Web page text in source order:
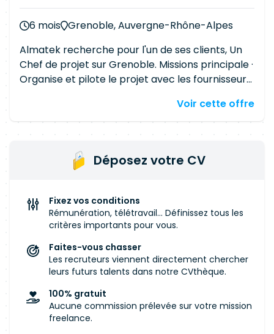
6 mois Grenoble, Auvergne-Rhône-Alpes
Almatek recherche pour l'un de ses clients, Un
Chef de projet sur Grenoble. Missions principale ·
Organise et pilote le projet avec les fournisseurs
clôture. · Suit l'avancement du projet en
conformité avec le plan projet (périmètre,
communication fluide et efficace avec
l'ensemble des parties prenantes internes et
final le cas échéant) et garantit un haut niveau
de satisfaction client sur l'ensemble du cycle de
vie du projet. · Protège les intérêts de Schneider
Electric dans le cadre du contrat et veille au
respect des engagements contractuels jusqu'à
la fin des obligations. · Réalise régulièrement des
œuvre les plans d'actions nécessaires pour
limiter les risques et maximiser la valeur du
Voir cette offre
Déposez votre CV
Fixez vos conditions
Rémunération, télétravail... Définissez tous les
critères importants pour vous.
Faites-vous chasser
Les recruteurs viennent directement chercher
leurs futurs talents dans notre CVthèque.
100% gratuit
Aucune commission prélevée sur votre mission
freelance.